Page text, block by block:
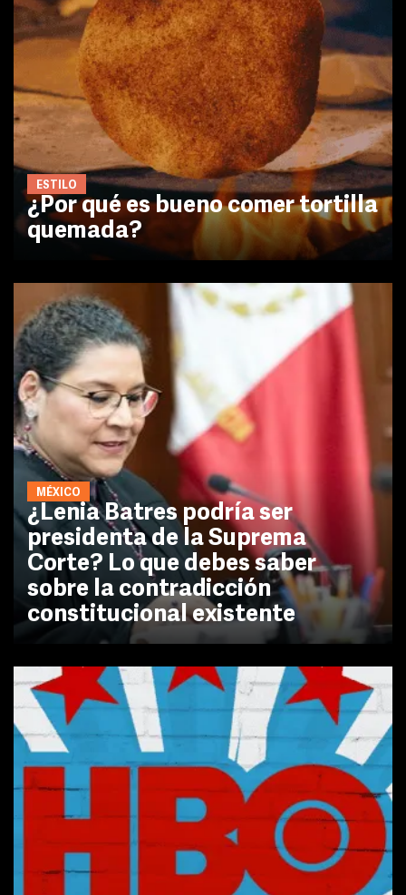
ESTILO
¿Por qué es bueno comer tortilla
quemada?
MÉXICO
¿Lenia Batres podría ser
presidenta de la Suprema
Corte? Lo que debes saber
sobre la contradicción
constitucional existente